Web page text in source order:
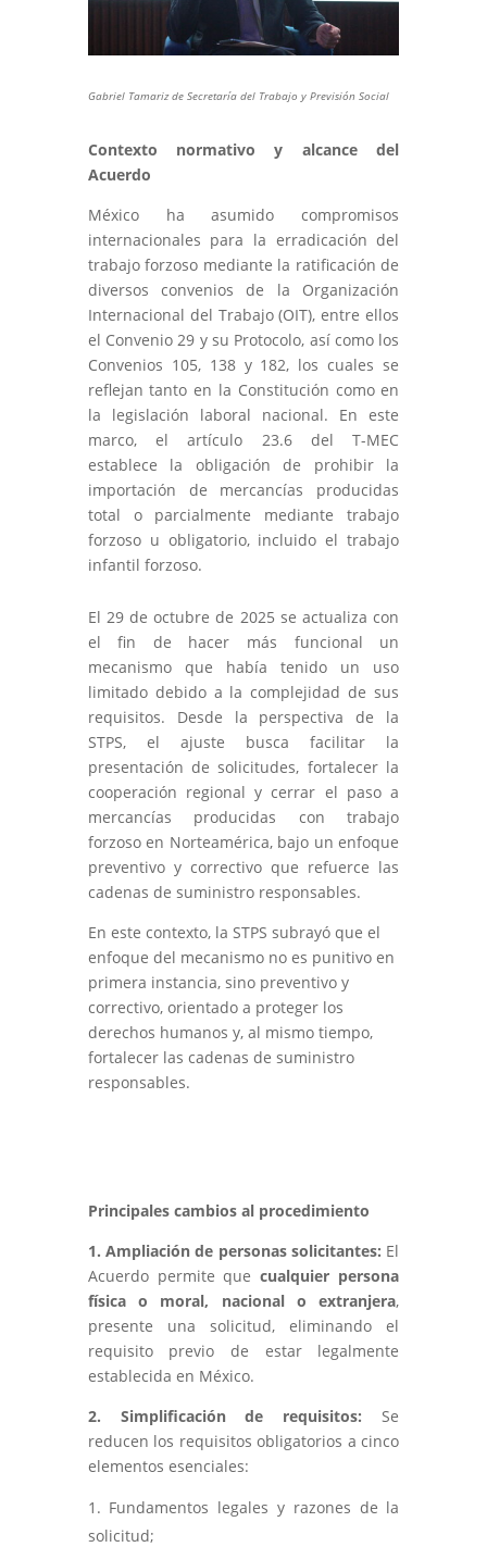
Gabriel Tamariz de Secretaría del Trabajo y Previsión Social
Contexto normativo y alcance del
Acuerdo
México ha asumido compromisos
internacionales para la erradicación del
trabajo forzoso mediante la ratificación de
diversos convenios de la Organización
Internacional del Trabajo (OIT), entre ellos
el Convenio 29 y su Protocolo, así como los
Convenios 105, 138 y 182, los cuales se
reflejan tanto en la Constitución como en
la legislación laboral nacional. En este
marco, el artículo 23.6 del T-MEC
establece la obligación de prohibir la
importación de mercancías producidas
total o parcialmente mediante trabajo
forzoso u obligatorio, incluido el trabajo
infantil forzoso.
El 29 de octubre de 2025 se actualiza con
el fin de hacer más funcional un
mecanismo que había tenido un uso
limitado debido a la complejidad de sus
requisitos. Desde la perspectiva de la
STPS, el ajuste busca facilitar la
presentación de solicitudes, fortalecer la
cooperación regional y cerrar el paso a
mercancías producidas con trabajo
forzoso en Norteamérica, bajo un enfoque
preventivo y correctivo que refuerce las
cadenas de suministro responsables.
En este contexto, la STPS subrayó que el
enfoque del mecanismo no es punitivo en
primera instancia, sino preventivo y
correctivo, orientado a proteger los
derechos humanos y, al mismo tiempo,
fortalecer las cadenas de suministro
responsables.
Principales cambios al procedimiento
1. Ampliación de personas solicitantes: El
Acuerdo permite quecualquier persona
física o moral, nacional o extranjera,
presente una solicitud, eliminando el
requisito previo de estar legalmente
establecida en México.
2. Simplificación de requisitos:Se
reducen los requisitos obligatorios a cinco
elementos esenciales:
Fundamentos legales y razones de la
solicitud;